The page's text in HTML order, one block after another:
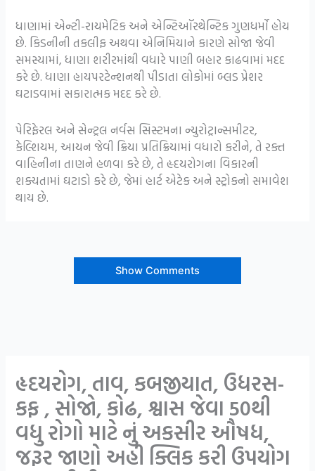
ધાણામાં એન્ટી-રાયમેટિક અને એન્ટિઑરથેન્ટિક ગુણધર્મો હોય
છે. કિડનીની તકલીફ અથવા એનિમિયાને કારણે સોજા જેવી
સમસ્યામાં, ધાણા શરીરમાંથી વધારે પાણી બહાર કાઢવામાં મદદ
કરે છે. ધાણા હાયપરટેન્શનથી પીડાતા લોકોમાં બ્લડ પ્રેશર
ઘટાડવામાં સકારાત્મક મદદ કરે છે.
પેરિફેરલ અને સેન્ટ્રલ નર્વસ સિસ્ટમના ન્યુરોટ્રાન્સમીટર,
કેલ્શિયમ, આયન જેવી ક્રિયા પ્રતિક્રિયામાં વધારો કરીને, તે રક્ત
વાહિનીના તાણને હળવા કરે છે, તે હૃદયરોગના વિકારની
શક્યતામાં ઘટાડો કરે છે, જેમાં હાર્ટ એટેક અને સ્ટ્રોકનો સમાવેશ
થાય છે.
Show Comments
હૃદયરોગ, તાવ, કબજીયાત, ઉધરસ-
કફ , સોજો, કોઢ, શ્વાસ જેવા 50થી
વધુ રોગો માટે નું અકસીર ઔષધ,
જરૂર જાણો અહી ક્લિક કરી ઉપયોગ